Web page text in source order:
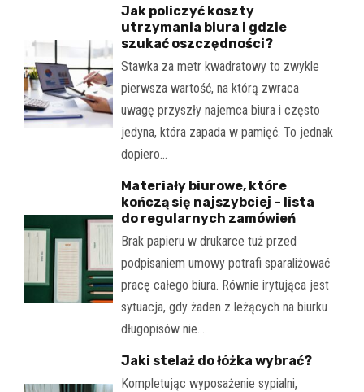
Jak policzyć koszty
utrzymania biura i gdzie
szukać oszczędności?
Stawka za metr kwadratowy to zwykle
pierwsza wartość, na którą zwraca
uwagę przyszły najemca biura i często
jedyna, która zapada w pamięć. To jednak
dopiero…
Materiały biurowe, które
kończą się najszybciej – lista
do regularnych zamówień
Brak papieru w drukarce tuż przed
podpisaniem umowy potrafi sparaliżować
pracę całego biura. Równie irytująca jest
sytuacja, gdy żaden z leżących na biurku
długopisów nie…
Jaki stelaż do łóżka wybrać?
Kompletując wyposażenie sypialni,